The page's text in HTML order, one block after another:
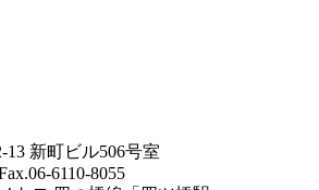
13 新町ビル506号室
6110-8055